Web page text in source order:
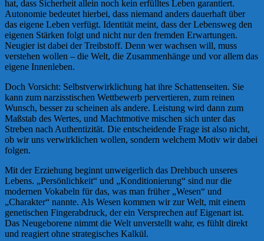
hat, dass Sicherheit allein noch kein erfülltes Leben garantiert.
Autonomie bedeutet hierbei, dass niemand anders dauerhaft über
das eigene Leben verfügt. Identität meint, dass der Lebensweg den
eigenen Stärken folgt und nicht nur den fremden Erwartungen.
Neugier ist dabei der Treibstoff. Denn wer wachsen will, muss
verstehen wollen – die Welt, die Zusammenhänge und vor allem das
eigene Innenleben.
Doch Vorsicht: Selbstverwirklichung hat ihre Schattenseiten. Sie
kann zum narzisstischen Wettbewerb pervertieren, zum reinen
Wunsch, besser zu scheinen als andere. Leistung wird dann zum
Maßstab des Wertes, und Machtmotive mischen sich unter das
Streben nach Authentizität. Die entscheidende Frage ist also nicht,
ob wir uns verwirklichen wollen, sondern welchem Motiv wir dabei
folgen.
Mit der Erziehung beginnt unweigerlich das Drehbuch unseres
Lebens. „Persönlichkeit“ und „Konditionierung“ sind nur die
modernen Vokabeln für das, was man früher „Wesen“ und
„Charakter“ nannte. Als Wesen kommen wir zur Welt, mit einem
genetischen Fingerabdruck, der ein Versprechen auf Eigenart ist.
Das Neugeborene nimmt die Welt unverstellt wahr, es fühlt direkt
und reagiert ohne strategisches Kalkül.